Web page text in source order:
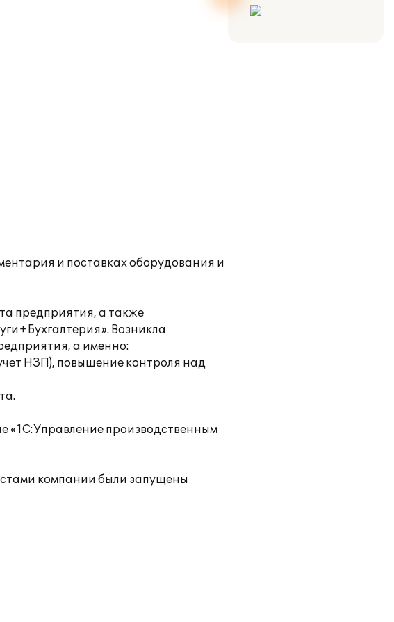
и поставках оборудования и
предприятия, а также
Возникла
а именно:
НЗП), повышение контроля над
«1С:Управление производственным
компании были запущены